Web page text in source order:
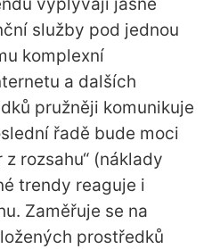
vyplývají jasné
služby pod jednou
komplexní
a dalších
pružněji komunikuje
řadě bude moci
rozsahu“ (náklady
trendy reaguje i
Zaměřuje se na
prostředků